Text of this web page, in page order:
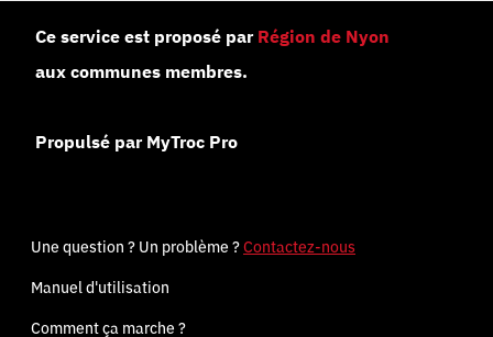
Ce service est proposé par Région de Nyon
aux communes membres.
Propulsé par MyTroc Pro
Une question ? Un problème ?Contactez-nous
Manuel d'utilisation
Comment ça marche ?